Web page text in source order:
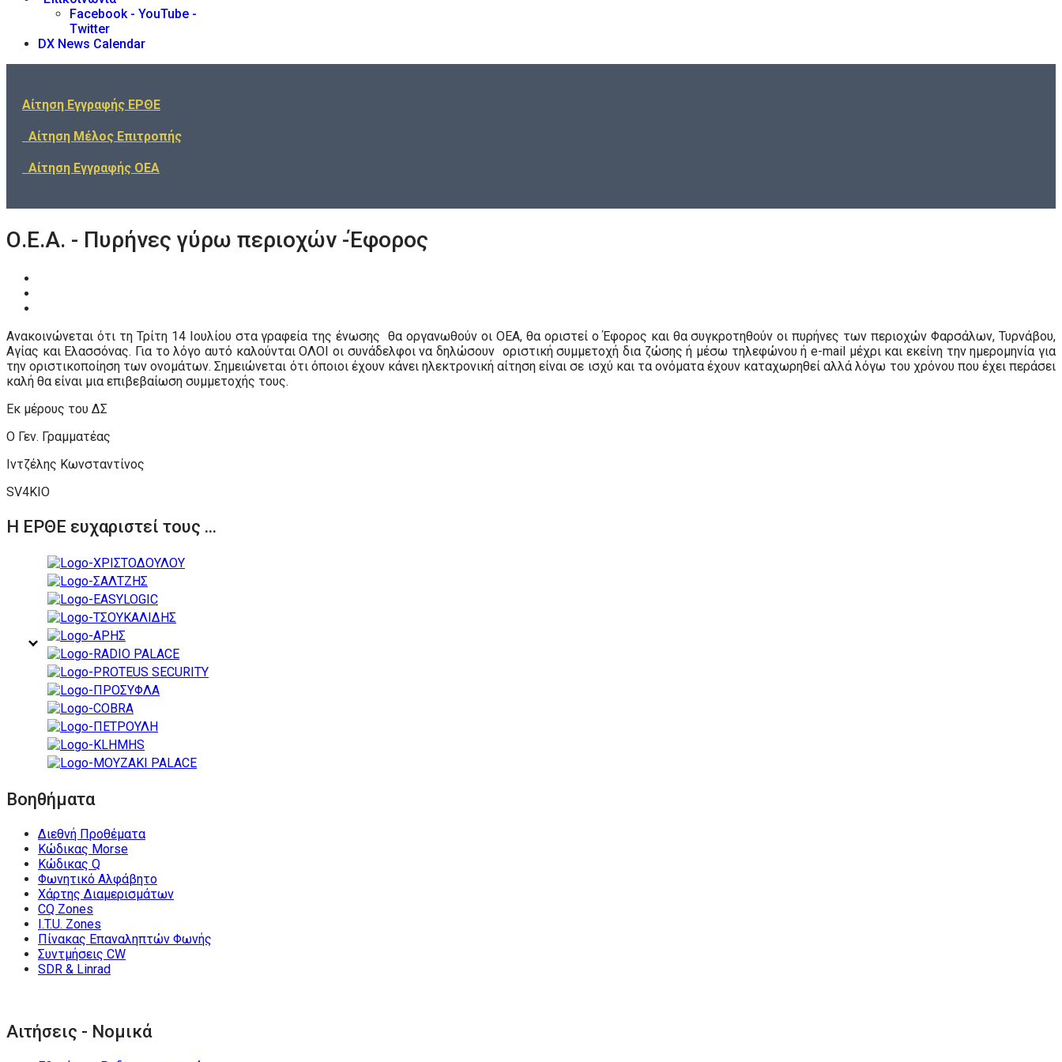
Facebook - YouTube -
Twitter
DX News Calendar
Αίτηση Εγγραφής ΕΡΘΕ
Αίτηση Μέλος Επιτροπής
Αίτηση Εγγραφής ΟΕΑ
Ο.Ε.Α. - Πυρήνες γύρω περιοχών -Έφορος
Ανακοινώνεται ότι τη Τρίτη 14 Ιουλίου στα γραφεία της ένωσης θα οργανωθούν οι ΟΕΑ, θα οριστεί ο Έφορος και θα συγκροτηθούν οι πυρήνες των περιοχών Φαρσάλων, Τυρνάβου,
Αγίας και Ελασσόνας. Για το λόγο αυτό καλούνται ΟΛΟΙ οι συνάδελφοι να δηλώσουν οριστική συμμετοχή δια ζώσης ή μέσω τηλεφώνου ή e-mail μέχρι και εκείνη την ημερομηνία για
την οριστικοποίηση των ονομάτων. Σημειώνεται ότι όποιοι έχουν κάνει ηλεκτρονική αίτηση είναι σε ισχύ και τα ονόματα έχουν καταχωρηθεί αλλά λόγω του χρόνου που έχει περάσει
καλή θα είναι μια επιβεβαίωση συμμετοχής τους.
Εκ μέρους του ΔΣ
Ο Γεν. Γραμματέας
Ιντζέλης Κωνσταντίνος
SV4KIO
Η ΕΡΘΕ ευχαριστεί τους ...
Βοηθήματα
Διεθνή Προθέματα
Κώδικας Morse
Κώδικας Q
Φωνητικό Αλφάβητο
Χάρτης Διαμερισμάτων
CQ Zones
I.T.U. Zones
Πίνακας Επαναληπτών Φωνής
Συντμήσεις CW
SDR & Linrad
Αιτήσεις - Νομικά